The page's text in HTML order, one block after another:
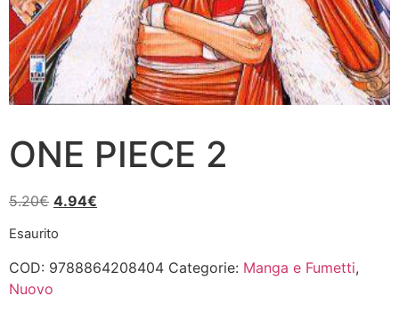
ONE PIECE 2
5.20€ Il
originale
era:
4.94€
è:
Esaurito
COD: 9788864208404 Categorie: Manga e Fumetti,
Nuovo